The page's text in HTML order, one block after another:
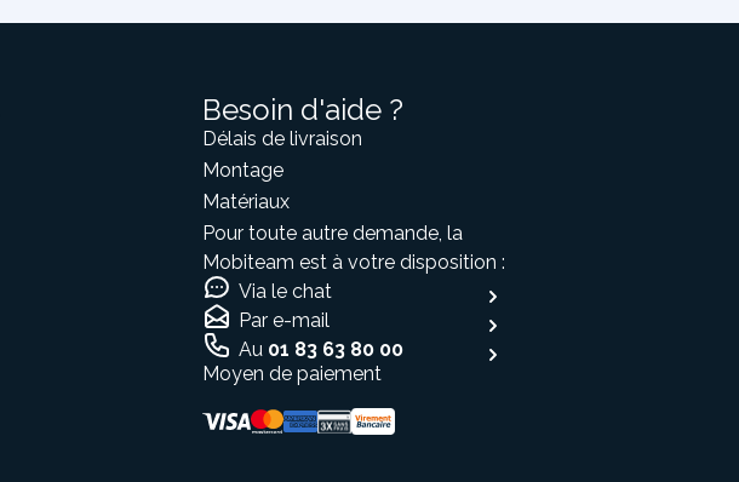
Besoin d'aide ?
Délais de livraison
Montage
Matériaux
Pour toute autre demande, la
Mobiteam est à votre disposition :
Via le chat
Par e-mail
Au 01 83 63 80 00
Moyen de paiement